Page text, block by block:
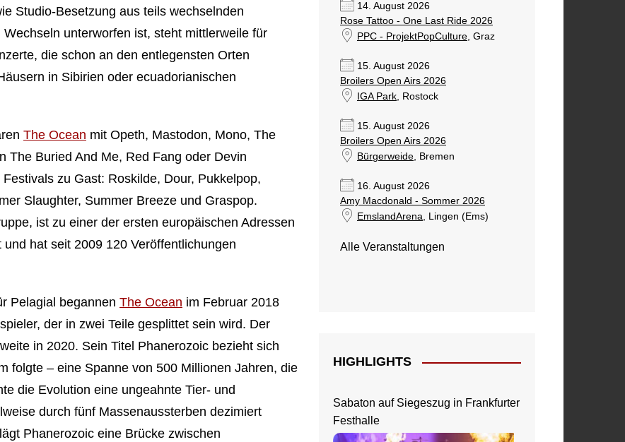
Studio-Besetzung aus teils wechselnden
unterworfen ist, steht mittlerweile für
die schon an den entlegensten Orten
in Sibirien oder ecuadorianischen
The Ocean mit Opeth, Mastodon, Mono, The
The Buried And Me, Red Fang oder Devin
zu Gast: Roskilde, Dour, Pukkelpop,
Slaughter, Summer Breeze und Graspop.
ist zu einer der ersten europäischen Adressen
hat seit 2009 120 Veröffentlichungen
Pelagial begannen The Ocean im Februar 2018
der in zwei Teile gesplittet sein wird. Der
in 2020. Sein Titel Phanerozoic bezieht sich
folgte – eine Spanne von 500 Millionen Jahren, die
die Evolution eine ungeahnte Tier- und
durch fünf Massenaussterben dezimiert
Phanerozoic eine Brücke zwischen
14. August 2026
Rose Tattoo - One Last Ride 2026
PPC - ProjektPopCulture, Graz
15. August 2026
Broilers Open Airs 2026
IGA Park, Rostock
15. August 2026
Broilers Open Airs 2026
Bürgerweide, Bremen
16. August 2026
Amy Macdonald - Sommer 2026
EmslandArena, Lingen (Ems)
Alle Veranstaltungen
HIGHLIGHTS
Sabaton auf Siegeszug in Frankfurter
Festhalle